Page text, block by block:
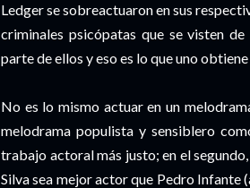
Ledger se sobreactuaron en sus
criminales psicópatas que se visten
parte de ellos y eso es lo que uno
No es lo mismo actuar en un
melodrama populista y sensiblero
trabajo actoral más justo; en el
Silva sea mejor actor que Pedro Infante